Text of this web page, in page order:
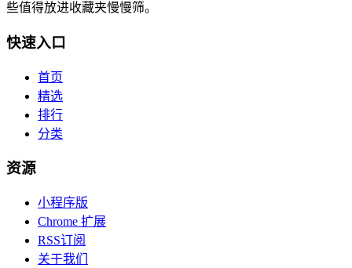
些值得放进收藏夹慢慢筛。
快速入口
首页
精选
排行
分类
资源
小程序版
Chrome 扩展
RSS订阅
关于我们